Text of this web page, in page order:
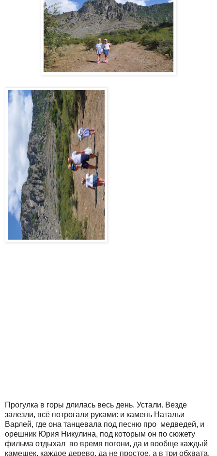
Прогулка в горы длилась весь день. Устали. Везде
залезли, всё потрогали руками: и камень Натальи
Варлей, где она танцевала под песню про медведей, и
орешник Юрия Никулина, под которым он по сюжету
фильма отдыхал во время погони, да и вообще каждый
камешек, каждое дерево, да не простое, а в три обхвата.